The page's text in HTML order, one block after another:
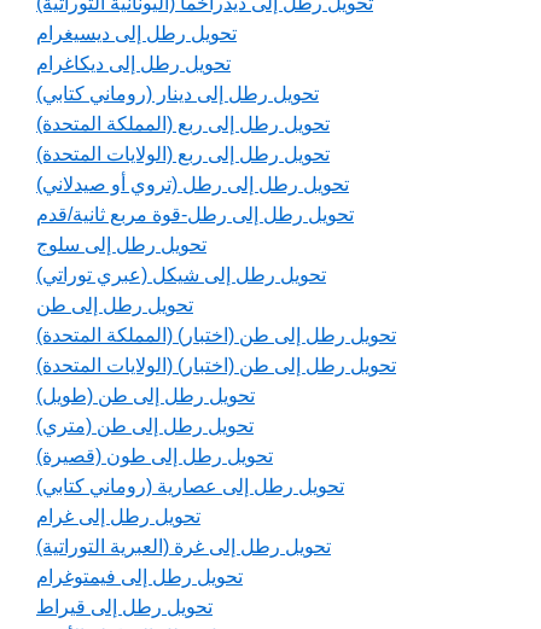
تحويل رطل إلى ديسيغرام
تحويل رطل إلى ديكاغرام
تحويل رطل إلى دينار (روماني كتابي)
تحويل رطل إلى ربع (المملكة المتحدة)
تحويل رطل إلى ربع (الولايات المتحدة)
تحويل رطل إلى رطل (تروي أو صيدلاني)
تحويل رطل إلى رطل-قوة مربع ثانية/قدم
تحويل رطل إلى سلوج
تحويل رطل إلى شيكل (عبري توراتي)
تحويل رطل إلى طن
تحويل رطل إلى طن (اختبار) (المملكة المتحدة)
تحويل رطل إلى طن (اختبار) (الولايات المتحدة)
تحويل رطل إلى طن (طويل)
تحويل رطل إلى طن (متري)
تحويل رطل إلى طون (قصيرة)
تحويل رطل إلى عصارية (روماني كتابي)
تحويل رطل إلى غرام
تحويل رطل إلى غرة (العبرية التوراتية)
تحويل رطل إلى فيمتوغرام
تحويل رطل إلى قيراط